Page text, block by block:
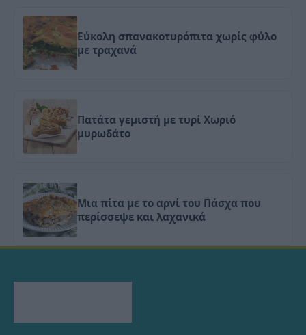
Εύκολη σπανακοτυρόπιτα χωρίς φύλο
με τραχανά
Πατάτα γεμιστή με τυρί Χωριό
μυρωδάτο
Μια πίτα με το αρνί του Πάσχα που
περίσσεψε και λαχανικά